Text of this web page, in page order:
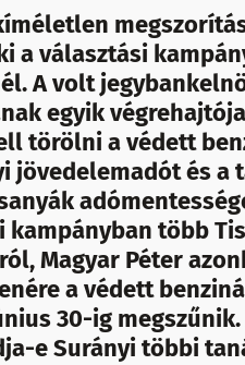
a választási
A volt
egyik
törölni a védett
jövedelemadót és
kampányban több
Magyar Péter
a védett
30-ig
e Surányi többi